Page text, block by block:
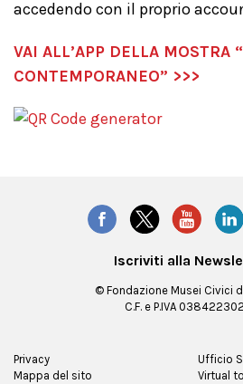
accedendo con il proprio
VAI ALL’APP DELLA MOSTRA
CONTEMPORANEO” >>>
Iscriviti alla
© Fondazione Musei Civici
C.F. e P.IVA
Privacy
Mappa del sito
Ufficio
Virtual